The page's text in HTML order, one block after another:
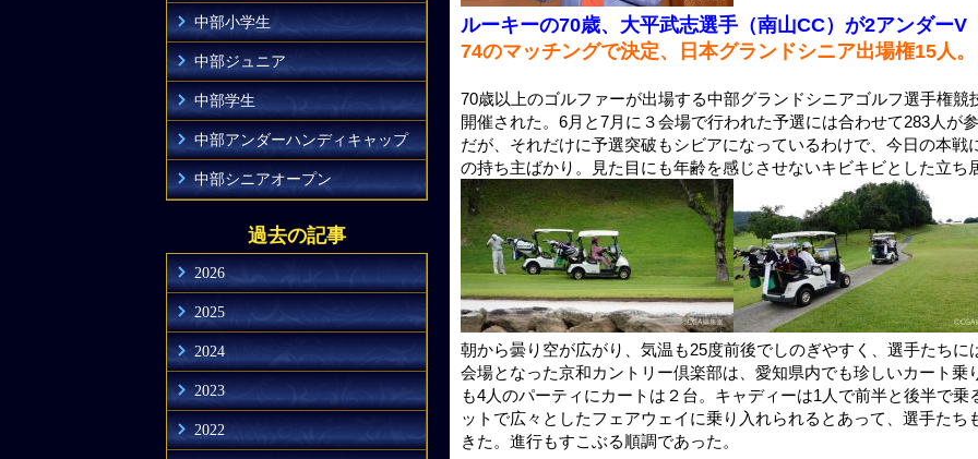
中部小学生
中部ジュニア
中部学生
中部アンダーハンディキャップ
中部シニアオープン
過去の記事
2026
2025
2024
2023
2022
ルーキーの70歳、大平武志選手（南山CC）が2アンダーV
74のマッチングで決定、日本グランドシニア出場権15人。
70歳以上のゴルファーが出場する中部グランドシニアゴルフ選手権
開催された。6月と7月に３会場で行われた予選には合わせて283人が
だが、それだけに予選突破もシビアになっているわけで、今日の本
の持ち主ばかり。見た目にも年齢を感じさせないキビキビとした立ち
朝から曇り空が広がり、気温も25度前後でしのぎやすく、選手たちに
会場となった京和カントリー倶楽部は、愛知県内でも珍しいカート
も4人のパーティにカートは２台。キャディーは1人で前半と後半で
ットで広々としたフェアウェイに乗り入れられるとあって、選手た
きた。進行もすこぶる順調であった。